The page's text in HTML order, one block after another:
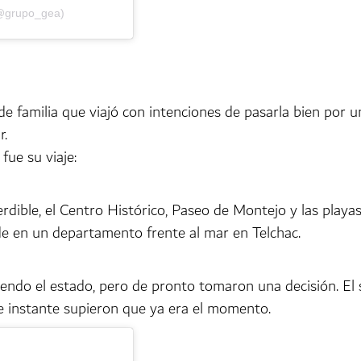
familia que viajó con intenciones de pasarla bien por
su viaje:
el Centro Histórico, Paseo de Montejo y las
en un departamento frente al mar en Telchac.
el estado, pero de pronto tomaron una decisión. El
instante supieron que ya era el momento.